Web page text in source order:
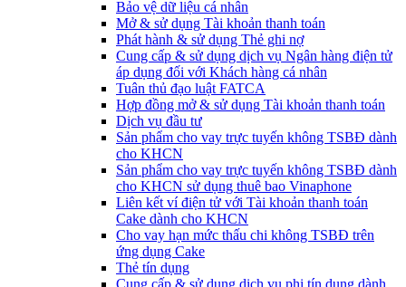
Bảo vệ dữ liệu cá nhân
Mở & sử dụng Tài khoản thanh toán
Phát hành & sử dụng Thẻ ghi nợ
Cung cấp & sử dụng dịch vụ Ngân hàng điện tử
áp dụng đối với Khách hàng cá nhân
Tuân thủ đạo luật FATCA
Hợp đồng mở & sử dụng Tài khoản thanh toán
Dịch vụ đầu tư
Sản phẩm cho vay trực tuyến không TSBĐ dành
cho KHCN
Sản phẩm cho vay trực tuyến không TSBĐ dành
cho KHCN sử dụng thuê bao Vinaphone
Liên kết ví điện tử với Tài khoản thanh toán
Cake dành cho KHCN
Cho vay hạn mức thấu chi không TSBĐ trên
ứng dụng Cake
Thẻ tín dụng
Cung cấp & sử dụng dịch vụ phi tín dụng dành